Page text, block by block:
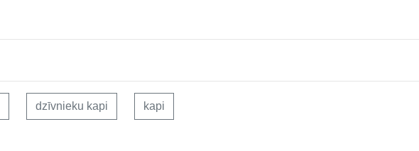
dzīvnieku kapi kapi